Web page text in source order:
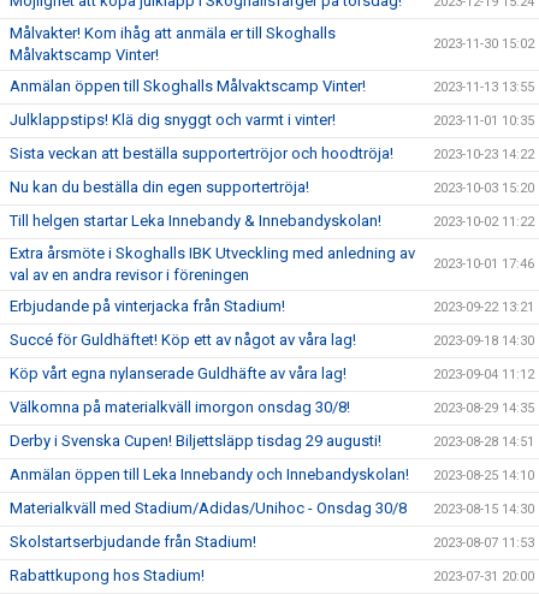
Målvakter! Kom ihåg att anmäla er till Skoghalls
Målvaktscamp Vinter!
2023-11-30 15:02
Anmälan öppen till Skoghalls Målvaktscamp Vinter! 2023-11-13 13:55
Julklappstips! Klä dig snyggt och varmt i vinter! 2023-11-01 10:35
Sista veckan att beställa supportertröjor och hoodtröja! 2023-10-23 14:22
Nu kan du beställa din egen supportertröja! 2023-10-03 15:20
Till helgen startar Leka Innebandy & Innebandyskolan! 2023-10-02 11:22
Extra årsmöte i Skoghalls IBK Utveckling med anledning av
val av en andra revisor i föreningen
2023-10-01 17:46
Erbjudande på vinterjacka från Stadium! 2023-09-22 13:21
Succé för Guldhäftet! Köp ett av något av våra lag! 2023-09-18 14:30
Köp vårt egna nylanserade Guldhäfte av våra lag! 2023-09-04 11:12
Välkomna på materialkväll imorgon onsdag 30/8! 2023-08-29 14:35
Derby i Svenska Cupen! Biljettsläpp tisdag 29 augusti! 2023-08-28 14:51
Anmälan öppen till Leka Innebandy och Innebandyskolan! 2023-08-25 14:10
Materialkväll med Stadium/Adidas/Unihoc - Onsdag 30/8 2023-08-15 14:30
Skolstartserbjudande från Stadium! 2023-08-07 11:53
Rabattkupong hos Stadium! 2023-07-31 20:00